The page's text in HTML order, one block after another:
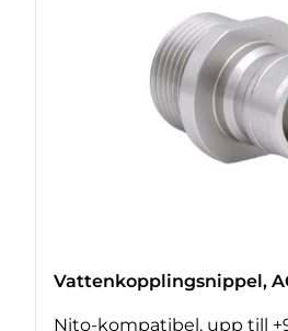
Vattenkopplingsnippel,
Nito-kompatibel, upp till